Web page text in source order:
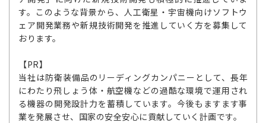
す。このような背景から、人工衛星・宇宙機向けソフトウ
ェア開発業務や新規技術開発を推進していく方を募集して
おります。
【PR】
当社は防衛装備品のリーディングカンパニーとして、長年
にわたり飛しょう体・航空機などの過酷な環境で運用され
る機器の開発設計力を蓄積しています。今後もますます事
業を発展させ、国家の安全安心に貢献していく計画です。